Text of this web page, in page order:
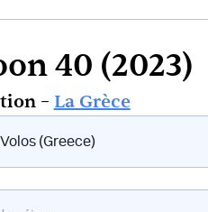
40 (2023)
– La Grèce